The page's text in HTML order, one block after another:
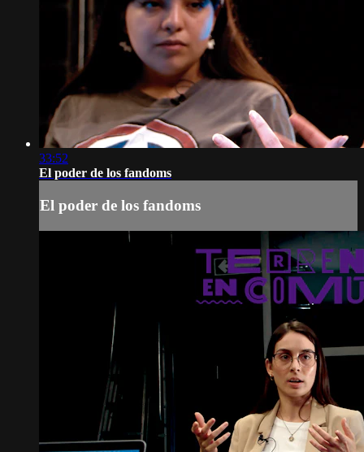
33:52
El poder de los fandoms
El poder de los fandoms